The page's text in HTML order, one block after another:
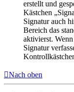
erstellt und
Kästchen
Signatur auch
Bereich das
aktivierst.
Signatur
Nach oben